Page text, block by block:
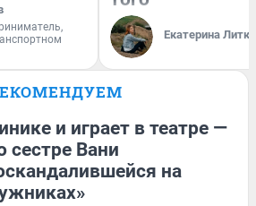
Екатерина
и играет в театре —
сестре Вани
на